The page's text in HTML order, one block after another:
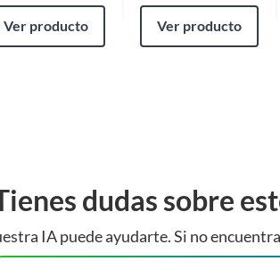
Ver producto Ver producto
dudas sobre
IA puede ayudarte. Si no